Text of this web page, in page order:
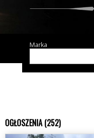
Marka
OGŁOSZENIA (252)